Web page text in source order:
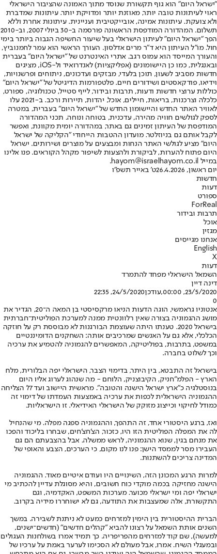
"ישראל היום" הוא גוף תקשורת שנוסד מתוך האמונה שהציבור הישראלי
ראוי לעיתונות טובה יותר, מאוזנת יותר ומדויקת יותר. עיתונות שמדברת
ולא צועקת. עיתונות אמינה, אובייקטיבית ועניינית. עיתונות אחרת וללא
תשלום. המהדורה המודפסת הראשונה פורסמה ב-30 ביולי 2007, וב-2010
הפך "ישראל היום" לעיתון הישראלי בעל שיעור החשיפה הגבוה ביותר בימי
חול. מו"ל העיתון היא ד"ר מרים אדלסון. העורך הראשי הוא עמר לחמנוביץ,
והעורך המייסד הוא עמוס רגב. אתרי האינטרנט של "ישראל היום" בעברית
ובאנגלית, כמו כן היישומונים (אפליקציות) לאנדרואיד ול-iOS, מציגים
חדשות מסביב לשעון, תוכן בלעדי, מבזקים ועדכונים, ניתוחים ופרשנויות,
וידיאו, פודקאסטים ושידורים חיים. פלטפורמות הדיגיטל של "ישראל היום"
כוללות ערוצי חדשות ודעות, תרבות ובידור, לייף סטייל, טכנולוגיה, ספורט,
כלכלה וצרכנות, בריאות, חיילים, אוכל, יהדות, תיירות ורכב. ב-2021 עלו
לאוויר האתר החדש והיישומון החדש של "ישראל היום" בעברית, במטרה
לספק לגולשים חוויה מהירה, עדכנית, בטוחה ונוחה. תכני המהדורה
המודפסת של העיתון זמינים גם באתר, במהדורה יומית מקוונת, ואפשר
לקבל אותם גם בניוזלטר. מועדון ההטבות הייחודי "הקליקה של ישראל
היום" מציע לגולשי האתר הנחות ומבצעים על מוצרים ושירותים. ישראל
היום פתוח להערות, לביקורת ולהצעות לשיפור מקהל הקוראים. פנו אלינו
במייל hayom@israelhayom.co.il.
יום ראשון, 26.4.2026
ט' באייר תשפ"ו
חדשות
דעות
ספורט
ForReal
תרבות ובידור
אוכל
מגזין
אנחנו מגייסים
English
X
דעות
השמאל הישראלי מפחד להתמרד
דינה דיין
23/5/2020, 00:00
,עודכן24/5/2020, 22:35
0
אנטוניו גראמשי, הוגה הדעות הניאו מרקסיסטי בן המאה ה־20, הגדיר את
מושג ההגמוניה בצורה שאין רלוונטית ממנה למערכת הפוליטית־חברתית
בישראל 2020. טענתו היתה שעוצמת הבורגנות לא מבוססת רק על חוזקה
הכלכלי, אלא גם על האנשים שמרכיבים אותה: השחקנים הדומיננטיים
במשפט, בתרבות, בפוליטיקה, המאפשרים להגמוניה להטמיע את ערכיה
וכך לשלוט בחברה.
בישראל זה התבטא, בין היתר, בדימוי הצבר, הישראלי יפה הבלורית, מלח
הארץ - הפלמ"חניק, הקיבוצניק, הלוחם - מה שנהוג לערוג אליו היום
בנוסטלגיה כ"ארץ ישראל הישנה והטובה". מראשית היישוב ועד 77' הצליחה
ההגמוניה הישראלית לכפות את ערכיה באמצעות העמדתו של דימוי זה
כמודל לחיקוי וכייצוג מזוקק של הישראלי האידיאלי. זו הישראליות.
ואז, ברגע היסטורי אחד, זה התהפך, וההגמוניה ספגה מפלה. מי שהנחיל
לה את המפלה הפוליטית הזו היו, כזכור, הצ'חצ'חים, שבחרו בליכוד והפכו
את מנחם בגין, שנוא ההגמוניה, לראש ממשלה. אבל בהצבעתם הם גם
העבירו מסר לממסד הישן: פנו לנו מקום, כי הערכים, הצבע והאופי של
המדינה צריכים להשתנות.
למרות הרגע המכונן הזה, השינויים היו ועודם איטיים מאוד. ההגמוניה
הישנה מחזיקה בכמה מוקדי כוח חשובים, והיא מסוגלת עדיין להכתיב מי
ישראלי יפה ומי ישראלי מכוער. מערכות המשפט, האקדמיה, וגם
התקשורת, אלה שמעצבות את התודעה, גם לא ישוחררו מידיה בקרוב.
הברית ההיסטורית בין הימין למזרחים כמעט לא ניתנת לשבירה. במשך
השנים אותת השמאל על רצונו להביא "קהלים חדשים" (חדשים־ישנים,
למעשה), שם קוד למזרחים מהפריפריה. כך תמיד אמרו בשולחנות העגולים
ובמעגלי השיח. אמרו, אבל מעולם לא הסכימו לערער באמת על ערכיו של